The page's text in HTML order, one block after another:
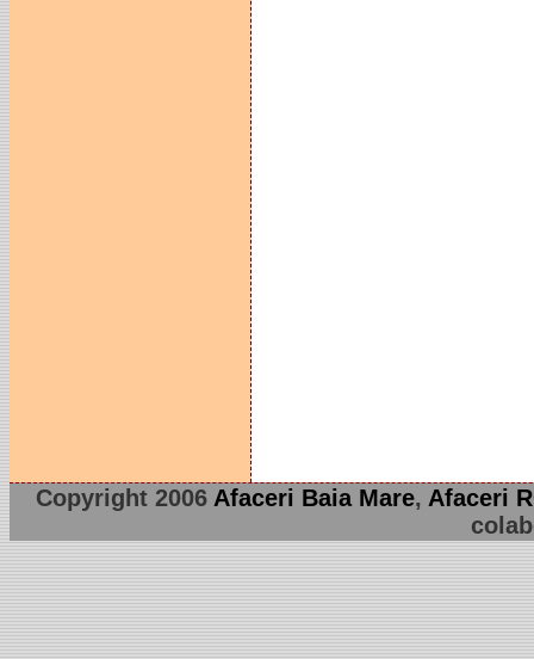
Copyright 2006 Afaceri Baia Mare, Afaceri